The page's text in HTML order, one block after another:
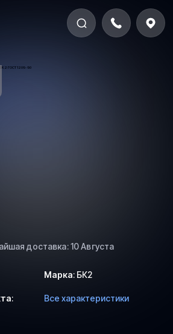
доставка: 10 Августа
Марка: БК2
:
Все характеристики